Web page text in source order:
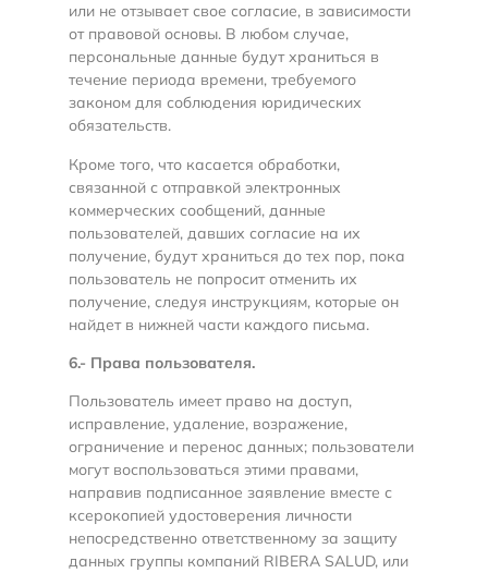
или не отзывает свое согласие, в зависимости
от правовой основы. В любом случае,
персональные данные будут храниться в
течение периода времени, требуемого
законом для соблюдения юридических
обязательств.
Кроме того, что касается обработки,
связанной с отправкой электронных
коммерческих сообщений, данные
пользователей, давших согласие на их
получение, будут храниться до тех пор, пока
пользователь не попросит отменить их
получение, следуя инструкциям, которые он
найдет в нижней части каждого письма.
6.- Права пользователя.
Пользователь имеет право на доступ,
исправление, удаление, возражение,
ограничение и перенос данных; пользователи
могут воспользоваться этими правами,
направив подписанное заявление вместе с
ксерокопией удостоверения личности
непосредственно ответственному за защиту
данных группы компаний RIBERA SALUD, или